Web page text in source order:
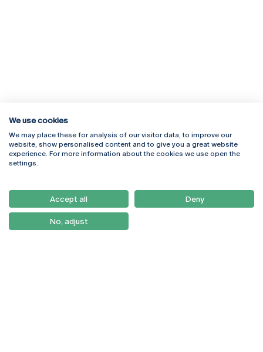
Rua Diogo Botelho 1327
4169-005 Porto
+351 226 196 240
Campus Online
Webmail
Como Chegar
Newsletter
We use cookies
We may place these for analysis of our visitor data, to improve our
website, show personalised content and to give you a great website
experience. For more information about the cookies we use open the
settings.
Accept all Deny
No, adjust